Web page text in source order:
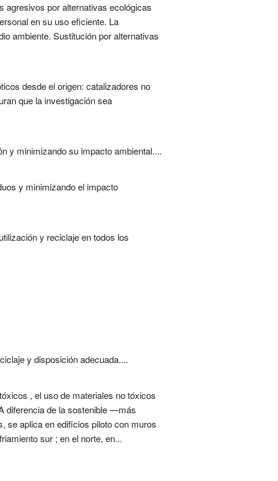
por alternativas ecológicas
en su uso eficiente. La
ambiente. Sustitución por alternativas
desde el origen: catalizadores no
que la investigación sea
y minimizando su impacto ambiental....
y minimizando el impacto
y reciclaje en todos los
y disposición adecuada....
, el uso de materiales no tóxicos
diferencia de la sostenible —más
se aplica en edificios piloto con muros
sur ; en el norte, en...